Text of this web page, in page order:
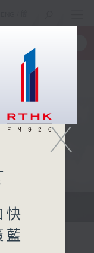
元
X
快
藍